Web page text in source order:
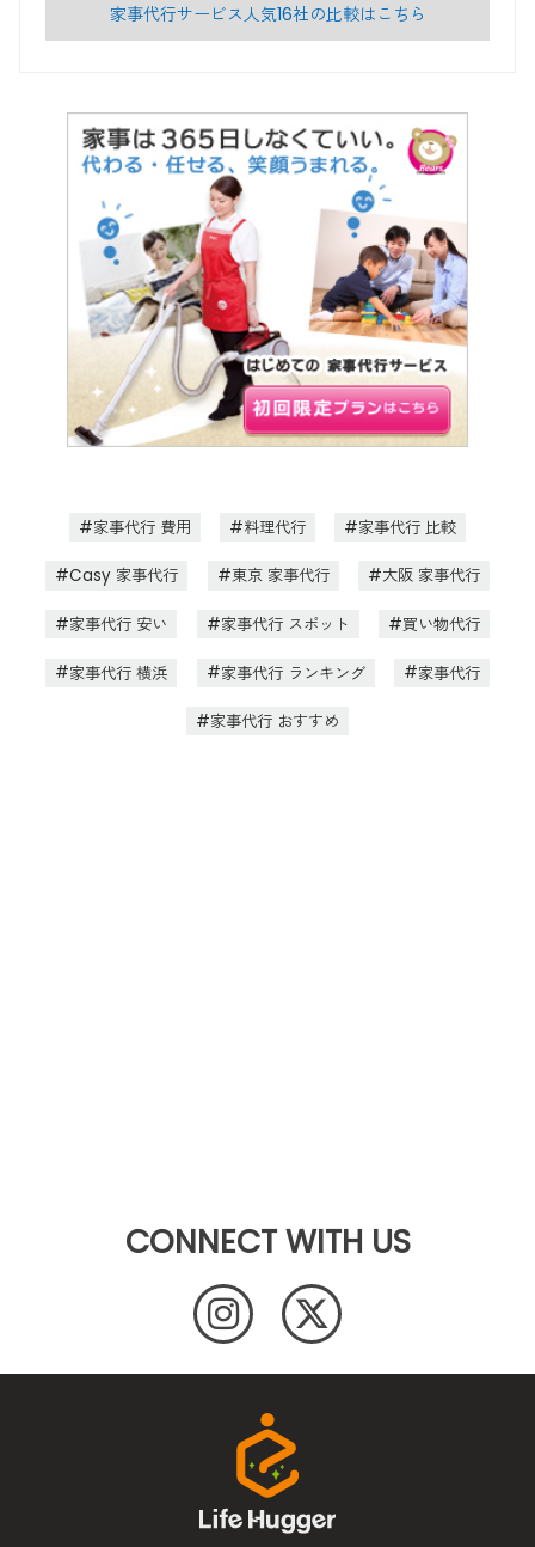
家事代行サービス人気16社の比較はこちら
家事代行 費用 料理代行 家事代行 比較
Casy 家事代行 東京 家事代行 大阪 家事代行
家事代行 安い 家事代行 スポット 買い物代行
家事代行 横浜 家事代行 ランキング 家事代行
家事代行 おすすめ
CONNECT WITH US